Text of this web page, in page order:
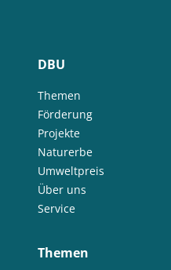
DBU
Themen
Förderung
Projekte
Naturerbe
Umweltpreis
Über uns
Service
Themen